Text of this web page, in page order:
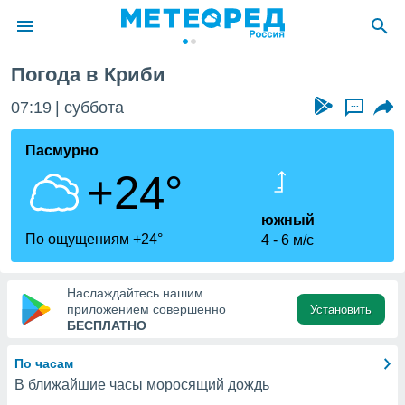
о
Вы можете
к этому
доступ
Погода в Криби
07:19 суббота ...
Пасмурно
+24°
По ощущениям +24°
южный
4
6 м/с
Наслаждайтесь нашим
приложением совершенно
БЕСПЛАТНО
Установить
По часам
В ближайшие часы моросящий дождь